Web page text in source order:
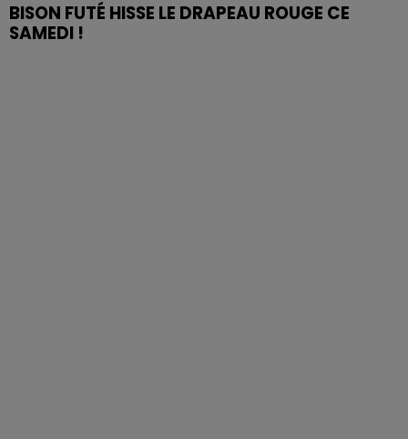
BISON FUTÉ HISSE LE DRAPEAU ROUGE CE
SAMEDI !